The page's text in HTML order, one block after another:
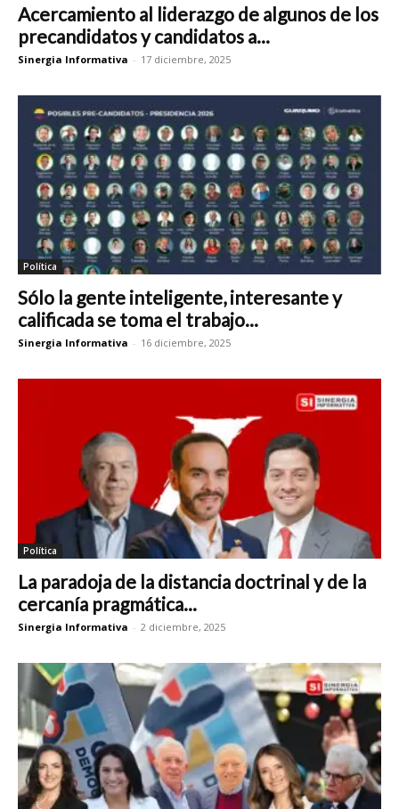
Acercamiento al liderazgo de algunos de los
precandidatos y candidatos a...
Sinergia Informativa - 17 diciembre, 2025
Política
Sólo la gente inteligente, interesante y
calificada se toma el trabajo...
Sinergia Informativa - 16 diciembre, 2025
Política
La paradoja de la distancia doctrinal y de la
cercanía pragmática...
Sinergia Informativa - 2 diciembre, 2025